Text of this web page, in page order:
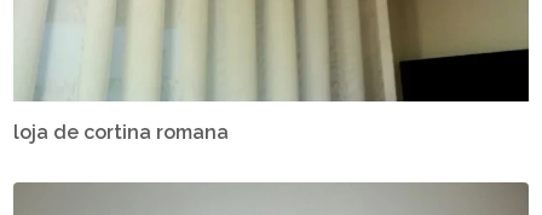
loja de cortina romana